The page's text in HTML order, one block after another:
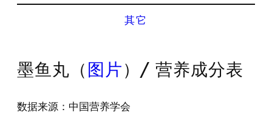
其它
墨鱼丸（ 图片 ）/ 营养成分表
数据来源：中国营养学会